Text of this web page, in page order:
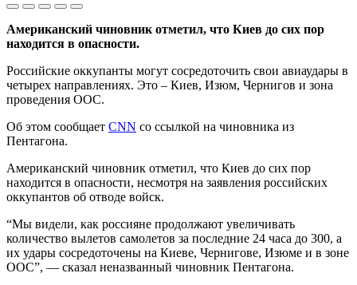
Американский чиновник отметил, что Киев до сих пор
находится в опасности.
Российские оккупанты могут сосредоточить свои авиаудары в
четырех направлениях. Это – Киев, Изюм, Чернигов и зона
проведения ООС.
Об этом сообщает CNN со ссылкой на чиновника из
Пентагона.
Американский чиновник отметил, что Киев до сих пор
находится в опасности, несмотря на заявления российских
оккупантов об отводе войск.
“Мы видели, как россияне продолжают увеличивать
количество вылетов самолетов за последние 24 часа до 300, а
их удары сосредоточены на Киеве, Чернигове, Изюме и в зоне
ООС”, — сказал неназванный чиновник Пентагона.